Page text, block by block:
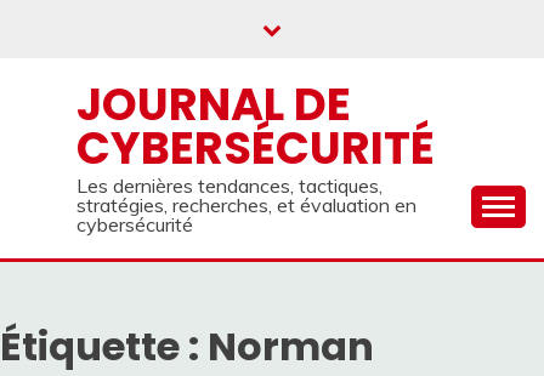
JOURNAL DE
CYBERSÉCURITÉ
Les dernières tendances, tactiques,
stratégies, recherches, et évaluation en
cybersécurité
Étiquette : Norman